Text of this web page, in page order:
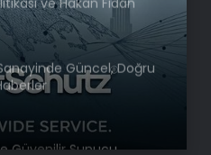
Güncel, Doğru
Güvenilir Sunucu